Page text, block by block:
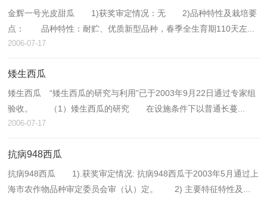
金辉一号光皮甜瓜 1)获奖审定情况：无 2)品种特性及栽培要
点： 品种特性：耐贮、优质新型品种，春季全生育期110天左...
2006-07-17
矮生西瓜
矮生西瓜 “矮生西瓜的研究与利用”已于2003年9月22日通过专家组
验收。 （1）矮生西瓜的研究 在设施条件下以普通长蔓...
2006-07-17
抗病948西瓜
抗病948西瓜 1).获奖审定情况: 抗病948西瓜于2003年5月通过上
海市农作物品种审定委员会审（认）定。 2) 主要特征特性及...